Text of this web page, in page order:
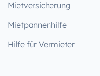
Mietversicherung
Mietpannenhilfe
Hilfe für Vermieter